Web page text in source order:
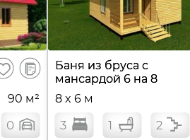
В
сравнение
90 м²
0
Баня из бруса с
мансардой 6 на 8
8 x 6 м
3 1 2